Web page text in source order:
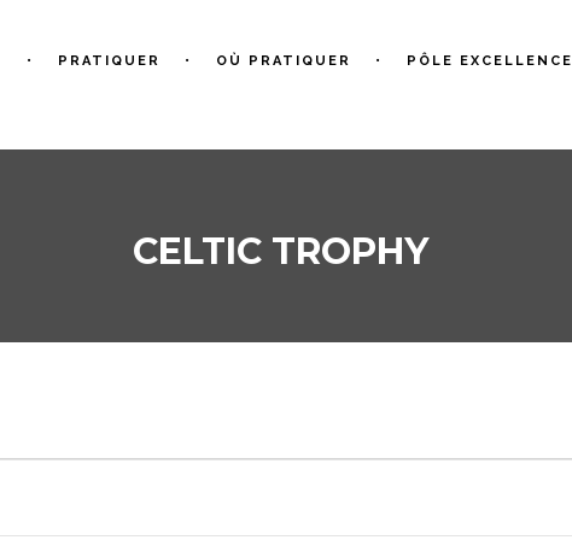
PRATIQUER OÙ PRATIQUER PÔLE EXCELLENCE
CELTIC TROPHY